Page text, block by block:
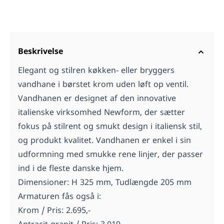
Beskrivelse
Elegant og stilren køkken- eller bryggers
vandhane i børstet krom uden løft op ventil.
Vandhanen er designet af den innovative
italienske virksomhed Newform, der sætter
fokus på stilrent og smukt design i italiensk stil,
og produkt kvalitet. Vandhanen er enkel i sin
udformning med smukke rene linjer, der passer
ind i de fleste danske hjem.
Dimensioner: H 325 mm, Tudlængde 205 mm
Armaturen fås også i:
Krom / Pris: 2.695,-